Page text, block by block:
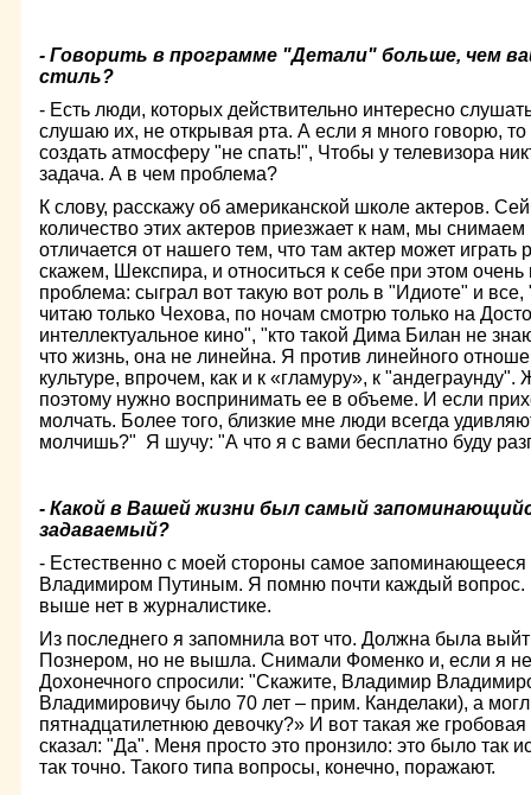
- Говорить в программе "Детали" больше, чем
стиль?
- Есть люди, которых действительно интересно
слушаю их, не открывая рта. А если я много говорю, то
создать атмосферу "не спать!", Чтобы у телевизора
задача. А в чем проблема?
К слову, расскажу об американской школе актеров.
количество этих актеров приезжает к нам, мы
отличается от нашего тем, что там актер может
скажем, Шекспира, и относиться к себе при этом очень
проблема: сыграл вот такую вот роль в "Идиоте" и все,
читаю только Чехова, по ночам смотрю только на
интеллектуальное кино", "кто такой Дима Билан не
что жизнь, она не линейна. Я против линейного
культуре, впрочем, как и к «гламуру», к
поэтому нужно воспринимать ее в объеме. И если
молчать. Более того, близкие мне люди всегда
молчишь?" Я шучу: "А что я с вами бесплатно буду
- Какой в Вашей жизни был самый
задаваемый?
- Естественно с моей стороны самое
Владимиром Путиным. Я помню почти каждый вопрос.
выше нет в журналистике.
Из последнего я запомнила вот что. Должна была
Познером, но не вышла. Снимали Фоменко и, если я
Дохонечного спросили: "Скажите, Владимир
Владимировичу было 70 лет – прим. Канделаки), а
пятнадцатилетнюю девочку?» И вот такая же
сказал: "Да". Меня просто это пронзило: это было так
так точно. Такого типа вопросы, конечно, поражают.